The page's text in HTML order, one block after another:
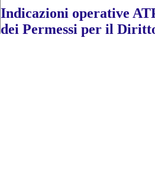
Indicazioni operative
dei Permessi per il